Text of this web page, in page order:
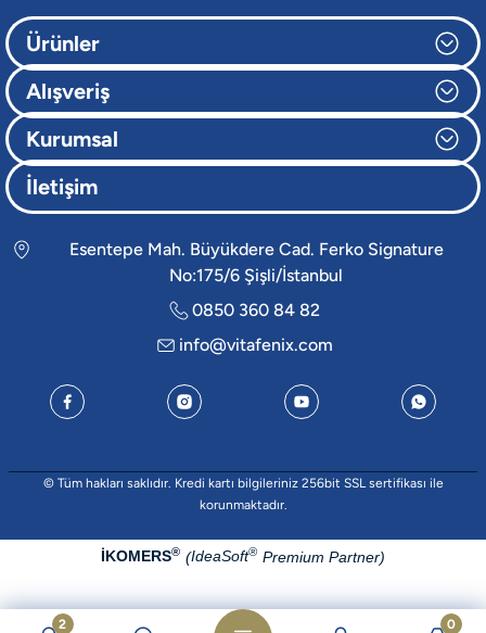
Ürünler
Alışveriş
Kurumsal
İletişim
Esentepe Mah. Büyükdere Cad. Ferko Signature
No:175/6 Şişli/İstanbul
0850 360 84 82
info@vitafenix.com
© Tüm hakları saklıdır. Kredi kartı bilgileriniz 256bit SSL sertifikası ile
korunmaktadır.
2 0
İKOMERS® (IdeaSoft® Premium Partner)